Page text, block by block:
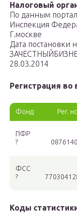
Налоговый
По данным
Инспекция
Г.москве
Дата постановки
28.03.2014
Регистрация
Фонд Рег.
ПФР
?
ФСС
?
Коды